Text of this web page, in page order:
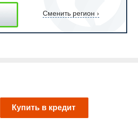
Сменить регион ›
Купить в кредит